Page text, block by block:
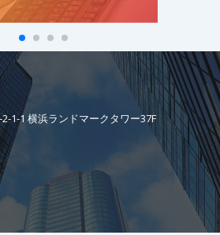
1-1 横浜ランドマークタワー37F